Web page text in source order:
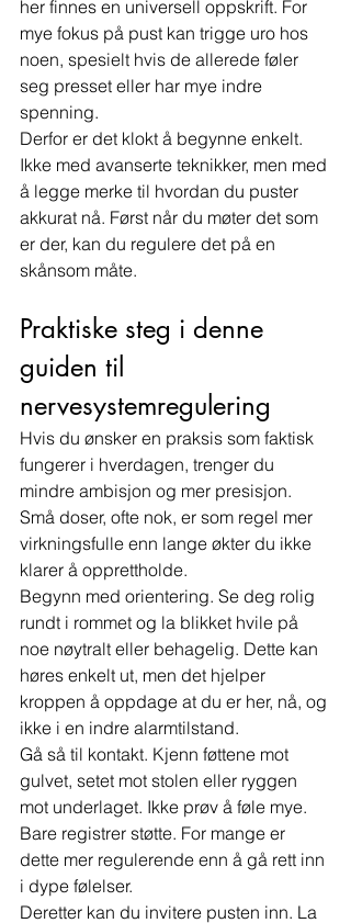
her finnes en universell oppskrift. For
mye fokus på pust kan trigge uro hos
noen, spesielt hvis de allerede føler
seg presset eller har mye indre
spenning.
Derfor er det klokt å begynne enkelt.
Ikke med avanserte teknikker, men med
å legge merke til hvordan du puster
akkurat nå. Først når du møter det som
er der, kan du regulere det på en
skånsom måte.
Praktiske steg i denne
guiden til
nervesystemregulering
Hvis du ønsker en praksis som faktisk
fungerer i hverdagen, trenger du
mindre ambisjon og mer presisjon.
Små doser, ofte nok, er som regel mer
virkningsfulle enn lange økter du ikke
klarer å opprettholde.
Begynn med orientering. Se deg rolig
rundt i rommet og la blikket hvile på
noe nøytralt eller behagelig. Dette kan
høres enkelt ut, men det hjelper
kroppen å oppdage at du er her, nå, og
ikke i en indre alarmtilstand.
Gå så til kontakt. Kjenn føttene mot
gulvet, setet mot stolen eller ryggen
mot underlaget. Ikke prøv å føle mye.
Bare registrer støtte. For mange er
dette mer regulerende enn å gå rett inn
i dype følelser.
Deretter kan du invitere pusten inn. La